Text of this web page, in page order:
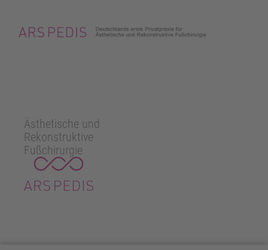
Ästhetische und
Rekonstruktive
Fußchirurgie